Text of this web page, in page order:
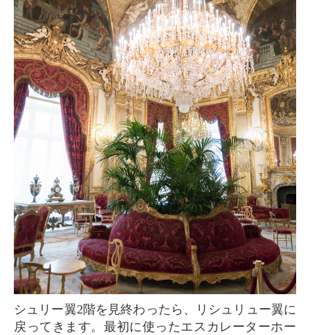
シュリー翼2階を見終わったら、リシュリュー翼に
戻ってきます。最初に使ったエスカレーターホー